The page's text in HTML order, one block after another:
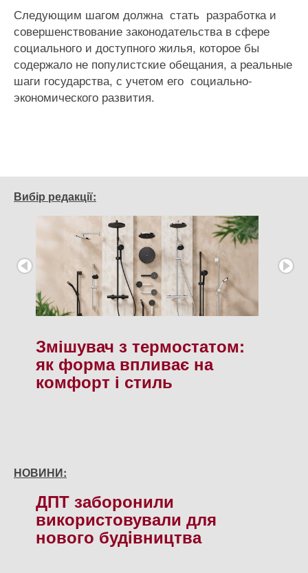
Следующим шагом должна стать разработка и
совершенствование законодательства в сфере
социального и доступного жилья, которое бы
содержало не популистские обещания, а реальные
шаги государства, с учетом его социально-
экономического развития.
Вибір редакції:
Змішувач з термостатом:
як форма впливає на
комфорт і стиль
НОВИНИ:
ДПТ заборонили
використовували для
нового будiвництва